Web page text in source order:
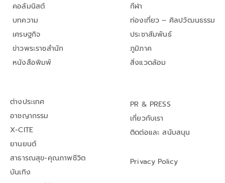
คอลัมนิสต์
บทความ
เศรษฐกิจ
ข่าวพระราชสำนัก
หนังสือพิมพ์
กีฬา
ท่องเที่ยว – ศิลปวัฒนธรรม
ประชาสัมพันธ์
ภูมิภาค
สิ่งแวดล้อม
ต่างประเทศ
อาชญากรรม
X-CITE
ยานยนต์
สาธารณสุข-คุณภาพชีวิต
บันเทิง
PR & PRESS
เกี่ยวกับเรา
ติดต่อและ สนับสนุน
Privacy Policy